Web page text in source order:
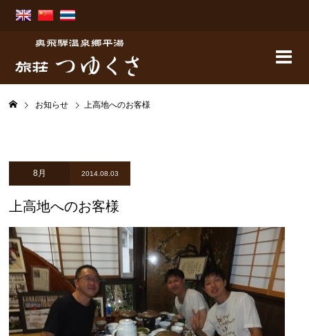
お知らせ 上高地へのお客様
8月 2014.08.03
上高地へのお客様